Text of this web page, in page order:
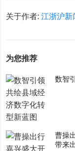
关于作者:江浙沪新
为您推荐
数智
曹操
带来